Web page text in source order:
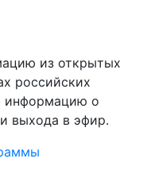
из открытых
российских
информацию о
выхода в эфир.